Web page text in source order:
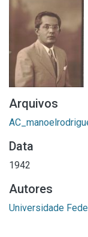
Arquivos
Data
1942
Autores
Universidade